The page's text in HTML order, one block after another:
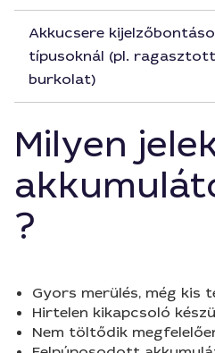
Akkucsere
típusoknál (pl. ragasztott
burkolat)
Milyen
?
Gyors merülés, még kis
Hirtelen kikapcsoló
Nem töltődik